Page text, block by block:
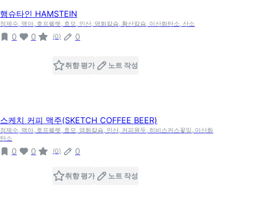
햄슈타인 HAMSTEIN
정제수, 맥아, 호프펠렛, 효모, 인산, 염화칼슘, 황산칼슘, 이산화탄소, 산소
0 0 (0) 0
취향 평가 노트 작성
스케치 커피 맥주(SKETCH COFFEE BEER)
정제수, 맥아, 호프펠렛, 효모, 염화칼슘, 인산, 커피원두, 히비스커스꽃잎, 이산화
탄소
0 0 (0) 0
취향 평가 노트 작성